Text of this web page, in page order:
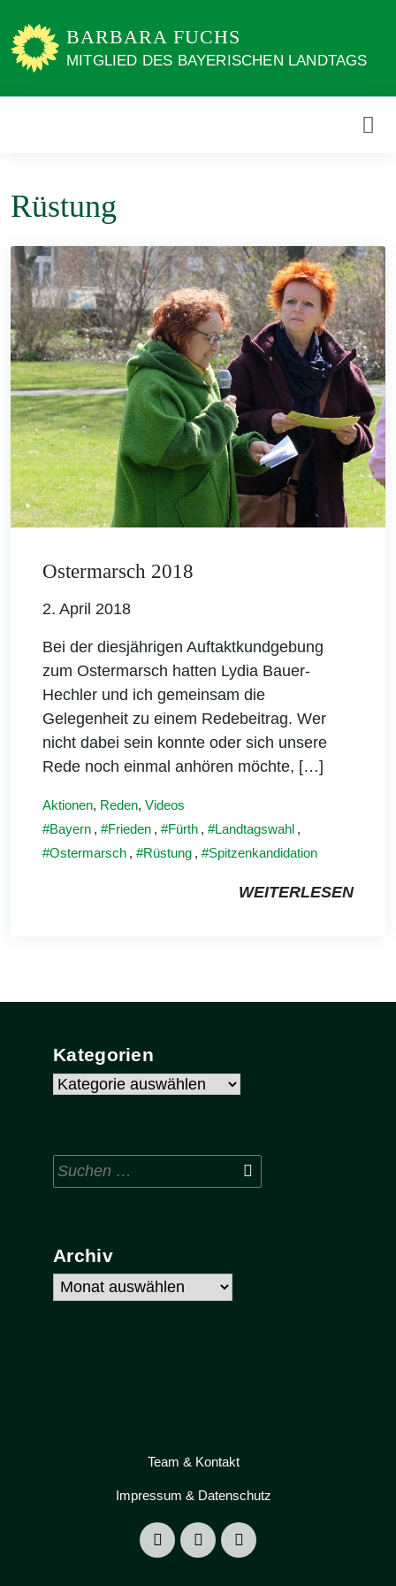
zum
Inhalt
BARBARA FUCHS
MITGLIED DES BAYERISCHEN LANDTAGS
Rüstung
Ostermarsch 2018
2. April 2018
Bei der diesjährigen Auftaktkundgebung
zum Ostermarsch hatten Lydia Bauer-
Hechler und ich gemeinsam die
Gelegenheit zu einem Redebeitrag. Wer
nicht dabei sein konnte oder sich unsere
Rede noch einmal anhören möchte, […]
Aktionen, Reden, Videos
Bayern , Frieden , Fürth , Landtagswahl ,
Ostermarsch , Rüstung , Spitzenkandidation
WEITERLESEN
Kategorien
Kategorien
Suchen
nach:
Archiv
Archiv
Team & Kontakt
Impressum & Datenschutz